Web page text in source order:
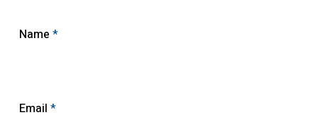
Name *
Email *